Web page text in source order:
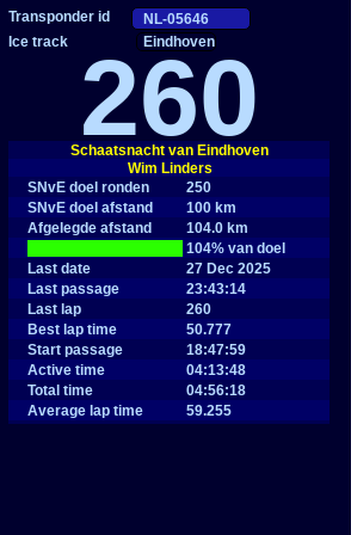
Eindhoven
260
Schaatsnacht van Eindhoven
Wim Linders
SNvE doel ronden
250
SNvE doel afstand
100 km
Afgelegde afstand
104.0 km
104% van doel
Last date
27 Dec 2025
Last passage
23:43:14
Last lap
260
Best lap time
50.777
Start passage
18:47:59
Active time
04:13:48
Total time
04:56:18
Average lap time
59.255